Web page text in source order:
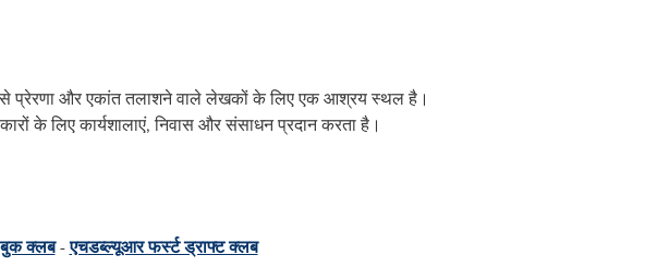
से प्रेरणा और एकांत तलाशने वाले लेखकों के लिए एक आश्रय स्थल है।
के लिए कार्यशालाएं, निवास और संसाधन प्रदान करता है।
बुक क्‍लब-एचडब्ल्यूआर फर्स्ट ड्राफ्ट क्‍लब